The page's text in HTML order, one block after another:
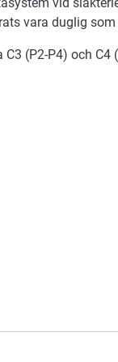
vara duglig
(P2-P4) och C4